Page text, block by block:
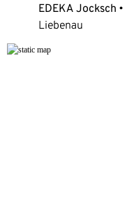
EDEKA Jocksch
Liebenau